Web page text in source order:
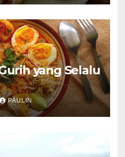
yang Selalu
PAULIN